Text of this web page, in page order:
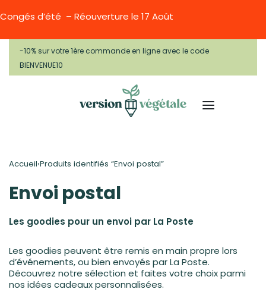
Congés d’été – Réouverture le 17 Août
-10% sur votre 1ère commande en ligne avec le code
BIENVENUE10
Accueil›Produits identifiés “Envoi postal”
Envoi postal
Les goodies pour un envoi par La Poste
Les goodies peuvent être remis en main propre lors
d’événements, ou bien envoyés par La Poste.
Découvrez notre sélection et faites votre choix parmi
nos idées cadeaux personnalisées.